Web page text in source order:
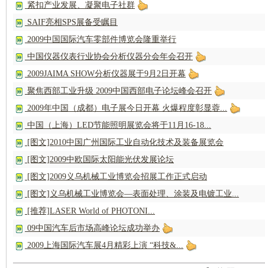
紧扣产业发展、凝聚电子社群
SAIF亮相SPS展备受瞩目
2009中国国际汽车零部件博览会隆重举行
中国仪器仪表行业协会分析仪器分会年会召开
2009JAIMA SHOW分析仪器展于9月2日开幕
聚焦西部工业升级 2009中国西部电子论坛峰会召开
2009年中国（成都）电子展今日开幕 火爆程度彰显蓉...
中国（上海）LED节能照明展览会将于11月16-18...
[图文]2010中国广州国际工业自动化技术及装备展览会
[图文]2009中欧国际太阳能光伏发展论坛
[图文]2009义乌机械工业博览会招展工作正式启动
[图文]义乌机械工业博览会—表面处理、涂装及电镀工业...
[推荐]LASER World of PHOTONI...
09中国汽车后市场高峰论坛成功举办
2009上海国际汽车展4月精彩上演 “科技&...